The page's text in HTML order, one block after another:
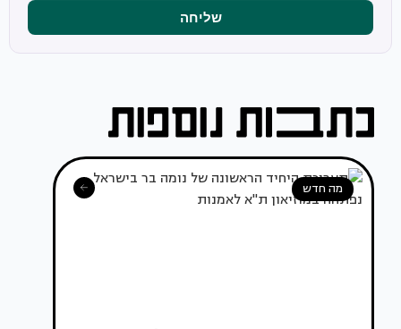
שליחה
מה חדש